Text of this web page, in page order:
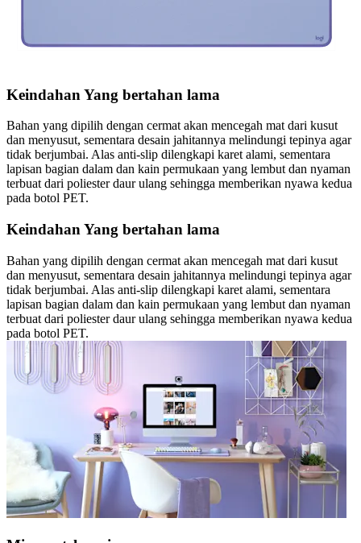
Keindahan Yang bertahan lama
Bahan yang dipilih dengan cermat akan mencegah mat dari kusut
dan menyusut, sementara desain jahitannya melindungi tepinya agar
tidak berjumbai. Alas anti-slip dilengkapi karet alami, sementara
lapisan bagian dalam dan kain permukaan yang lembut dan nyaman
terbuat dari poliester daur ulang sehingga memberikan nyawa kedua
pada botol PET.
Keindahan Yang bertahan lama
Bahan yang dipilih dengan cermat akan mencegah mat dari kusut
dan menyusut, sementara desain jahitannya melindungi tepinya agar
tidak berjumbai. Alas anti-slip dilengkapi karet alami, sementara
lapisan bagian dalam dan kain permukaan yang lembut dan nyaman
terbuat dari poliester daur ulang sehingga memberikan nyawa kedua
pada botol PET.